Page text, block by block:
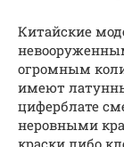
Китайские
огромным
имеют
циферблате
неровными
краски либо